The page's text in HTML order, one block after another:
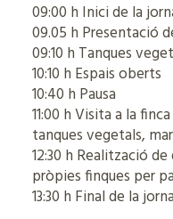
09:00 h Inici de la
09.05 h Presentació
09:10 h Tanques
10:10 h Espais oberts
10:40 h Pausa
11:00 h Visita a la
tanques vegetals,
12:30 h Realització
pròpies finques per
13:30 h Final de la